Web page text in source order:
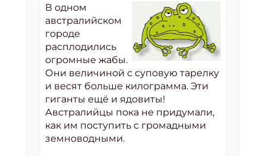
В одном
австралийском
городе
расплодились
огромные жабы.
Они величиной с суповую тарелку
и весят больше килограмма. Эти
гиганты ещё и ядовиты!
Австралийцы пока не придумали,
как им поступить с громадными
земноводными.